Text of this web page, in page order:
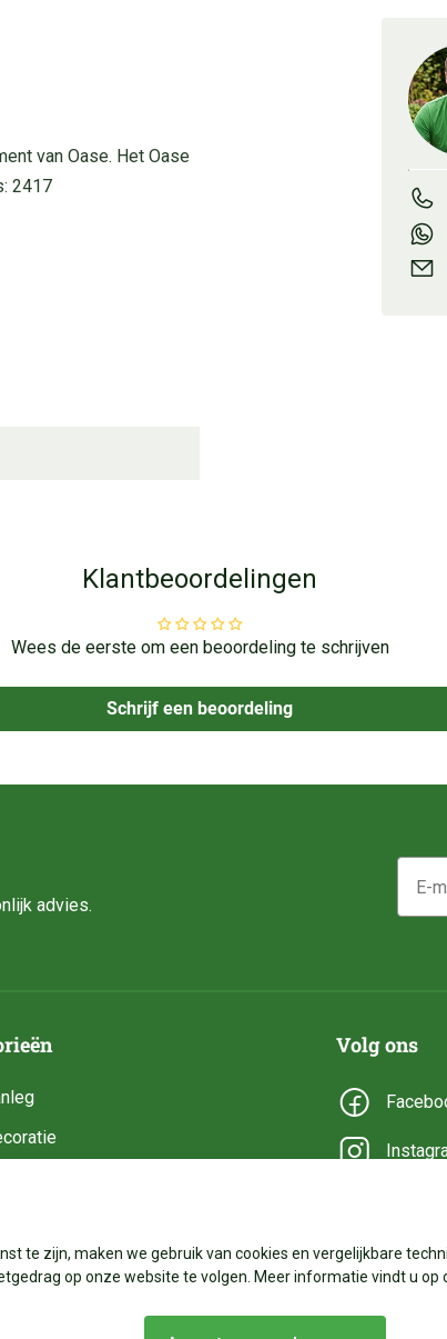
van Oase. Het Oase
2417
Klantbeoordelingen
Wees de eerste om een beoordeling te schrijven
Schrijf een beoordeling
advies.
E-mail
Volg ons
te zijn, maken we gebruik van cookies en vergelijkbare
op onze website te volgen. Meer informatie vindt u op